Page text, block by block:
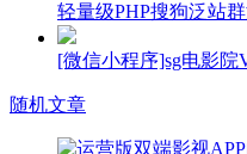
轻量级PHP搜狗泛站
[微信小程序]sg电影院
随机文章